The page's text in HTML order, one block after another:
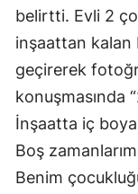
belirtti. Evli 2
inşaattan kalan
geçirerek
konuşmasında
İnşaatta iç boya
Boş
Benim